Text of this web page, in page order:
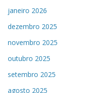
janeiro 2026
dezembro 2025
novembro 2025
outubro 2025
setembro 2025
agosto 2025